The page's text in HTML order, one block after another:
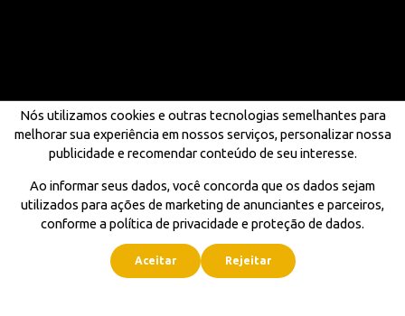
Nós utilizamos cookies e outras tecnologias semelhantes para
melhorar sua experiência em nossos serviços, personalizar nossa
publicidade e recomendar conteúdo de seu interesse.
Ao informar seus dados, você concorda que os dados sejam
utilizados para ações de marketing de anunciantes e parceiros,
conforme a política de privacidade e proteção de dados.
Aceitar Rejeitar